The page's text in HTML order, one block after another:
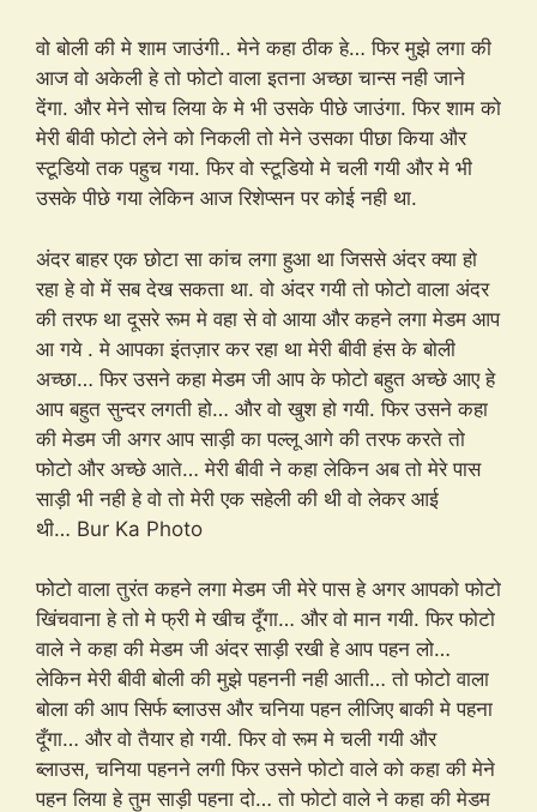
वो बोली की मे शाम जाउंगी.. मेने कहा ठीक हे… फिर मुझे लगा की
आज वो अकेली हे तो फोटो वाला इतना अच्छा चान्स नही जाने
देंगा. और मेने सोच लिया के मे भी उसके पीछे जाउंगा. फिर शाम को
मेरी बीवी फोटो लेने को निकली तो मेने उसका पीछा किया और
स्टूडियो तक पहुच गया. फिर वो स्टूडियो मे चली गयी और मे भी
उसके पीछे गया लेकिन आज रिशेप्सन पर कोई नही था.
अंदर बाहर एक छोटा सा कांच लगा हुआ था जिससे अंदर क्या हो
रहा हे वो में सब देख सकता था. वो अंदर गयी तो फोटो वाला अंदर
की तरफ था दूसरे रूम मे वहा से वो आया और कहने लगा मेडम आप
आ गये . मे आपका इंतज़ार कर रहा था मेरी बीवी हंस के बोली
अच्छा… फिर उसने कहा मेडम जी आप के फोटो बहुत अच्छे आए हे
आप बहुत सुन्दर लगती हो… और वो खुश हो गयी. फिर उसने कहा
की मेडम जी अगर आप साड़ी का पल्लू आगे की तरफ करते तो
फोटो और अच्छे आते… मेरी बीवी ने कहा लेकिन अब तो मेरे पास
साड़ी भी नही हे वो तो मेरी एक सहेली की थी वो लेकर आई
थी… Bur Ka Photo
फोटो वाला तुरंत कहने लगा मेडम जी मेरे पास हे अगर आपको फोटो
खिंचवाना हे तो मे फ्री मे खीच दूँगा… और वो मान गयी. फिर फोटो
वाले ने कहा की मेडम जी अंदर साड़ी रखी हे आप पहन लो…
लेकिन मेरी बीवी बोली की मुझे पहननी नही आती… तो फोटो वाला
बोला की आप सिर्फ ब्लाउस और चनिया पहन लीजिए बाकी मे पहना
दूँगा… और वो तैयार हो गयी. फिर वो रूम मे चली गयी और
ब्लाउस, चनिया पहनने लगी फिर उसने फोटो वाले को कहा की मेने
पहन लिया हे तुम साड़ी पहना दो… तो फोटो वाले ने कहा की मेडम